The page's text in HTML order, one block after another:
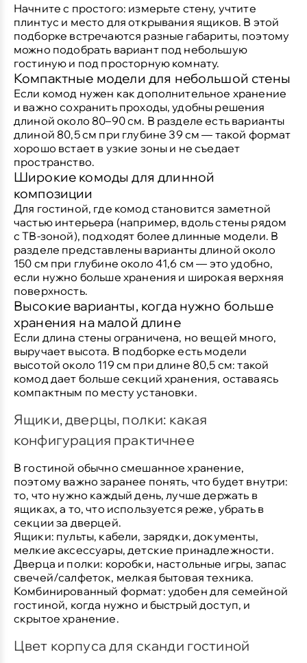
Начните с простого: измерьте стену, учтите
плинтус и место для открывания ящиков. В этой
подборке встречаются разные габариты, поэтому
можно подобрать вариант под небольшую
гостиную и под просторную комнату.
Компактные модели для небольшой стены
Если комод нужен как дополнительное хранение
и важно сохранить проходы, удобны решения
длиной около 80–90 см. В разделе есть варианты
длиной80,5 см при глубине39 см — такой формат
хорошо встает в узкие зоны и не съедает
пространство.
Широкие комоды для длинной
композиции
Для гостиной, где комод становится заметной
частью интерьера (например, вдоль стены рядом
с ТВ-зоной), подходят более длинные модели. В
разделе представлены варианты длиной около
150 см при глубине около41,6 см — это удобно,
если нужно больше хранения и широкая верхняя
поверхность.
Высокие варианты, когда нужно больше
хранения на малой длине
Если длина стены ограничена, но вещей много,
выручает высота. В подборке есть модели
высотой около 119 см при длине 80,5 см: такой
комод дает больше секций хранения, оставаясь
компактным по месту установки.
Ящики, дверцы, полки: какая
конфигурация практичнее
В гостиной обычно смешанное хранение,
поэтому важно заранее понять, что будет внутри:
то, что нужно каждый день, лучше держать в
ящиках, а то, что используется реже, убрать в
секции за дверцей.
Ящики: пульты, кабели, зарядки, документы,
мелкие аксессуары, детские принадлежности.
Дверца и полки: коробки, настольные игры, запас
свечей/салфеток, мелкая бытовая техника.
Комбинированный формат: удобен для семейной
гостиной, когда нужно и быстрый доступ, и
скрытое хранение.
Цвет корпуса для сканди гостиной